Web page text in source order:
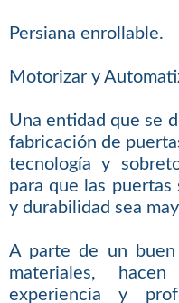
Persiana enrollable.
Motorizar y
Una entidad que se
fabricación de
tecnología y
para que las
y durabilidad sea
A parte de un
materiales,
experiencia y